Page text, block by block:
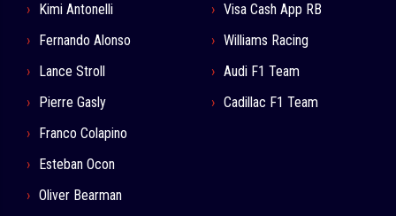
Kimi Antonelli
Fernando Alonso
Lance Stroll
Pierre Gasly
Franco Colapino
Esteban Ocon
Oliver Bearman
Visa Cash App RB
Williams Racing
Audi F1 Team
Cadillac F1 Team